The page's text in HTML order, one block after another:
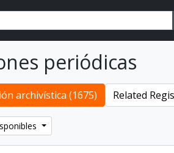
periódicas
archivística (1675) Related